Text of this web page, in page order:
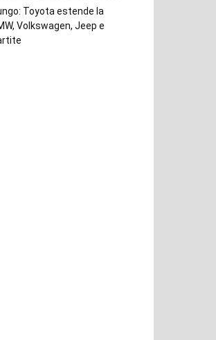
Toyota estende la
Volkswagen, Jeep e